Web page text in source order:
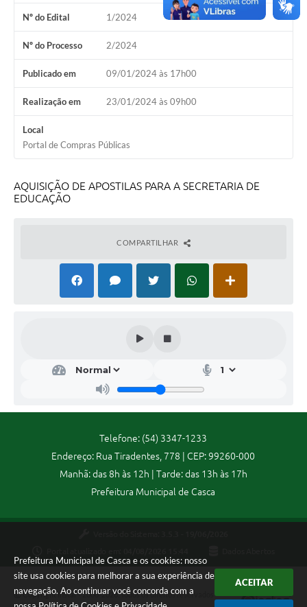
Prefeitura Municipal de Casca e os cookies: nosso
site usa cookies para melhorar a sua experiência de
navegação. Ao continuar você concorda com a
ACEITAR
Calendário de vacinação Covid-19
A NOSSA CIDADE
Galeria de Fotos
Contratos
Ouvidoria
Audiências Públicas
Arquivos para Download
Galeria de Vídeos
Serviços Online
A Prefeitura
Enquete
Nº do Edital 1/2024
Nº do Processo 2/2024
Publicado em 09/01/2024 às 17h00
Realização em 23/01/2024 às 09h00
Local
Portal de Compras Públicas
AQUISIÇÃO DE APOSTILAS PARA A SECRETARIA DE
EDUCAÇÃO
COMPARTILHAR
Telefone: (54) 3347-1233
Endereço: Rua Tiradentes, 778 | CEP: 99260-000
Manhã: das 8h às 12h | Tarde: das 13h às 17h
Prefeitura Municipal de Casca
Copyright Instar - 2006-2026. Todos os direitos reservados -